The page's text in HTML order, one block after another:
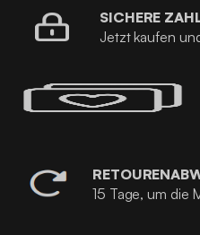
SICHERE
Jetzt kaufen
15 Tage, um die